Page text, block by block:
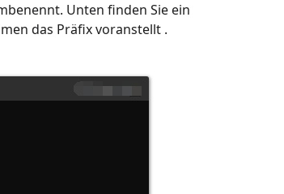
Unten finden Sie ein
das Präfix voranstellt .